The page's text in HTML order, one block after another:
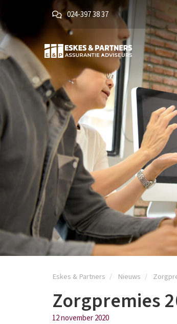
024-397 38 37
Eskes & Partners Nieuws
Zorgpremies
12 november 2020